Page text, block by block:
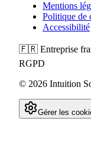
Mentions
Politique de
Accessibilité
🇫🇷 Entreprise
RGPD
© 2026 Intuition
Gérer les